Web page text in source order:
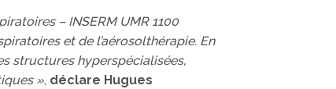
– INSERM UMR 1100
et de l’aérosolthérapie. En
structures hyperspécialisées,
», déclare Hugues